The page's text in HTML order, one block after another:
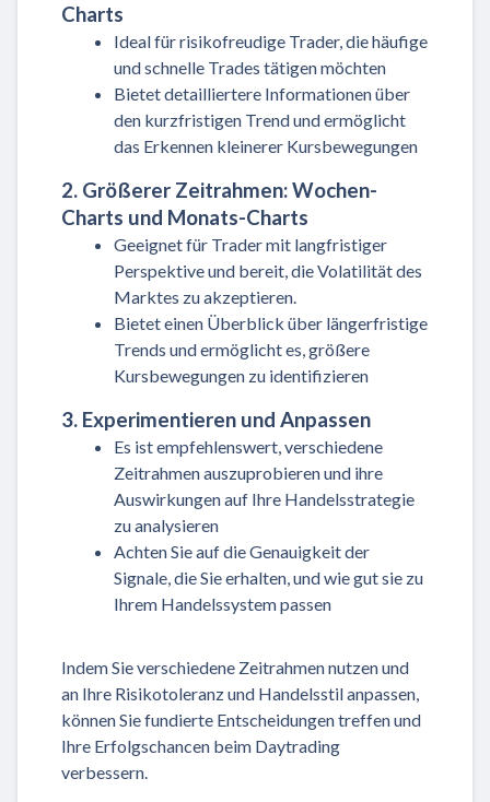
Charts
Ideal für risikofreudige Trader, die häufige
und schnelle Trades tätigen möchten
Bietet detailliertere Informationen über
den kurzfristigen Trend und ermöglicht
das Erkennen kleinerer Kursbewegungen
2. Größerer Zeitrahmen: Wochen-
Charts und Monats-Charts
Geeignet für Trader mit langfristiger
Perspektive und bereit, die Volatilität des
Marktes zu akzeptieren.
Bietet einen Überblick über längerfristige
Trends und ermöglicht es, größere
Kursbewegungen zu identifizieren
3. Experimentieren und Anpassen
Es ist empfehlenswert, verschiedene
Zeitrahmen auszuprobieren und ihre
Auswirkungen auf Ihre Handelsstrategie
zu analysieren
Achten Sie auf die Genauigkeit der
Signale, die Sie erhalten, und wie gut sie zu
Ihrem Handelssystem passen
Indem Sie verschiedene Zeitrahmen nutzen und
an Ihre Risikotoleranz und Handelsstil anpassen,
können Sie fundierte Entscheidungen treffen und
Ihre Erfolgschancen beim Daytrading
verbessern.